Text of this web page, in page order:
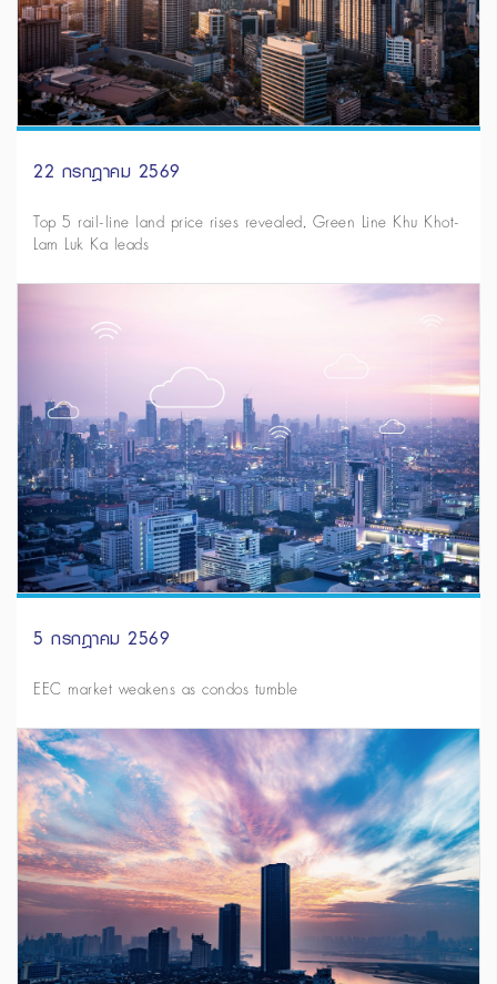
22 กรกฎาคม 2569
Top 5 rail-line land price rises revealed, Green Line Khu Khot-
Lam Luk Ka leads
5 กรกฎาคม 2569
EEC market weakens as condos tumble